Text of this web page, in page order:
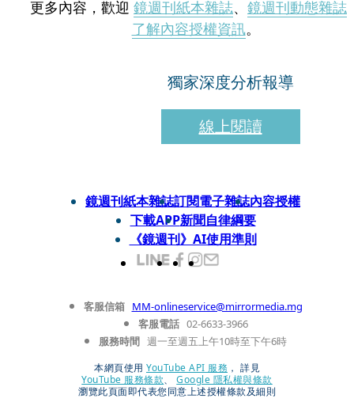
更多內容，歡迎 鏡週刊紙本雜誌、 鏡週刊動態雜誌
了解內容授權資訊。
獨家深度分析報導
線上閱讀
鏡週刊紙本雜誌訂閱電子雜誌內容授權
下載APP新聞自律綱要
《鏡週刊》AI使用準則
客服信箱 MM-onlineservice@mirrormedia.mg
客服電話 02-6633-3966
服務時間 週一至週五上午10時至下午6時
本網頁使用 YouTube API 服務 ， 詳見
YouTube 服務條款、
Google 隱私權與條款
瀏覽此頁面即代表您同意上述授權條款及細則